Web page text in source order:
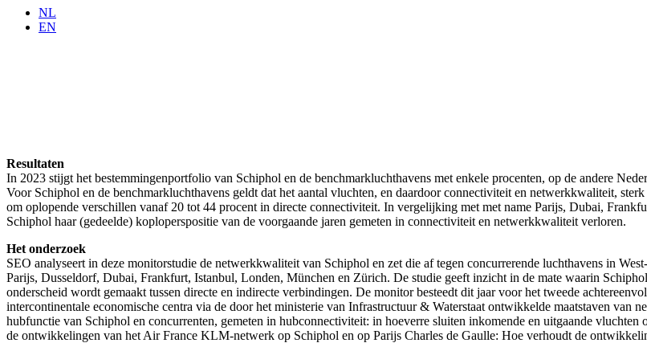
NL
EN
Resultaten
In 2023 stijgt het bestemmingenportfolio van Schiphol en de benchmarkluchthavens met enkele procenten, op de andere
Voor Schiphol en de benchmarkluchthavens geldt dat het aantal vluchten, en daardoor connectiviteit en netwerkkwaliteit,
om oplopende verschillen vanaf 20 tot 44 procent in directe connectiviteit. In vergelijking met met name Parijs, Dubai,
Schiphol haar (gedeelde) koploperspositie van de voorgaande jaren gemeten in connectiviteit en netwerkkwaliteit verloren.
Het onderzoek
SEO analyseert in deze monitorstudie de netwerkkwaliteit van Schiphol en zet die af tegen concurrerende luchthavens in
Parijs, Dusseldorf, Dubai, Frankfurt, Istanbul, Londen, München en Zürich. De studie geeft inzicht in de mate waarin
onderscheid wordt gemaakt tussen directe en indirecte verbindingen. De monitor besteedt dit jaar voor het tweede
intercontinentale economische centra via de door het ministerie van Infrastructuur & Waterstaat ontwikkelde maatstaven van
hubfunctie van Schiphol en concurrenten, gemeten in hubconnectiviteit: in hoeverre sluiten inkomende en uitgaande vluchten
de ontwikkelingen van het Air France KLM-netwerk op Schiphol en op Parijs Charles de Gaulle: Hoe verhoudt de